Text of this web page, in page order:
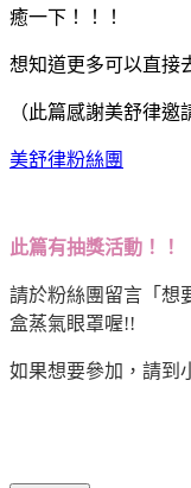
癒一下！！！
想知道更多可以直接
（此篇感謝美舒律邀
美舒律粉絲團
此篇有抽獎活動！！
請於粉絲團留言「想
盒蒸氣眼罩喔!!
如果想要參加，請到